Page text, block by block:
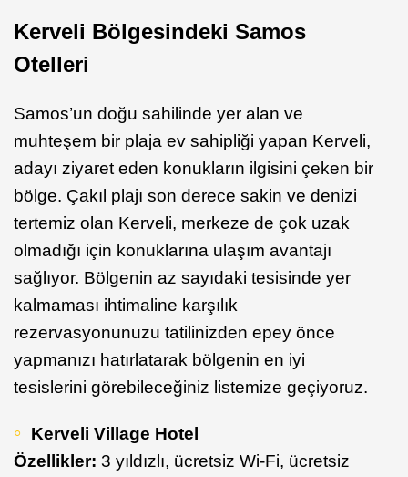
Kerveli Bölgesindeki Samos
Otelleri
Samos’un doğu sahilinde yer alan ve
muhteşem bir plaja ev sahipliği yapan Kerveli,
adayı ziyaret eden konukların ilgisini çeken bir
bölge. Çakıl plajı son derece sakin ve denizi
tertemiz olan Kerveli, merkeze de çok uzak
olmadığı için konuklarına ulaşım avantajı
sağlıyor. Bölgenin az sayıdaki tesisinde yer
kalmaması ihtimaline karşılık
rezervasyonunuzu tatilinizden epey önce
yapmanızı hatırlatarak bölgenin en iyi
tesislerini görebileceğiniz listemize geçiyoruz.
Kerveli Village Hotel
Özellikler: 3 yıldızlı, ücretsiz Wi-Fi, ücretsiz